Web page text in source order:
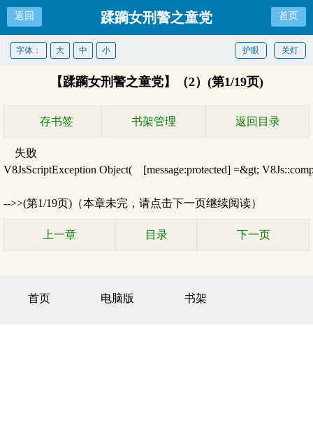
返回 蹂躏女刑警之童党 首页
关灯
护眼
字体： 大 中 小
【蹂躏女刑警之童党】（2）(第1/19页)
存书签 书架管理 返回目录
失败
V8JsScriptException Object( [message:protected] =&gt;
-->>(第1/19页)（本章未完，请点击下一页继续阅读）
上一章 目录 下一页
首页 电脑版 书架